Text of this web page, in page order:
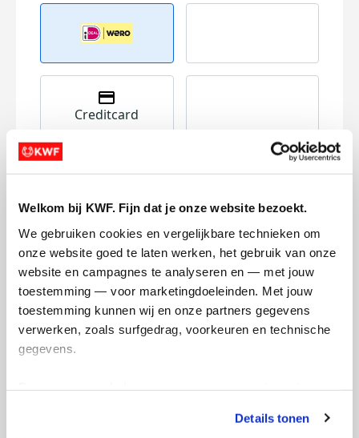
Welkom bij KWF. Fijn dat je onze website bezoekt.
We gebruiken cookies en vergelijkbare technieken om
onze website goed te laten werken, het gebruik van onze
website en campagnes te analyseren en — met jouw
toestemming — voor marketingdoeleinden. Met jouw
toestemming kunnen wij en onze partners gegevens
verwerken, zoals surfgedrag, voorkeuren en technische
gegevens.
tonen. Je kunt je toestemming op elk moment wijzigen of
Details tonen
Creditcard
Referentie
Ik wil bijdragen aan de transactiekosten
en betaal €0.75 extra.